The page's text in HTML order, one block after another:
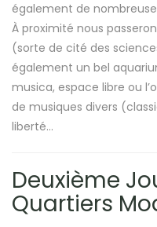
également de
À proximité nous
(sorte de cité des
également un bel
musica, espace libre ou
de musiques divers
liberté…
Deuxième
Quartiers